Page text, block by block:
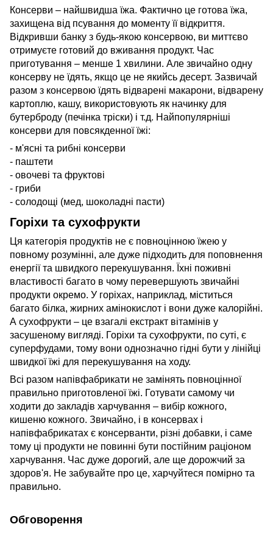
Консерви – найшвидша їжа. Фактично це готова їжа,
захищена від псування до моменту її відкриття.
Відкривши банку з будь-якою консервою, ви миттєво
отримуєте готовий до вживання продукт. Час
приготування – менше 1 хвилини. Але звичайно одну
консерву не їдять, якщо це не якийсь десерт. Зазвичай
разом з консервою їдять відварені макарони, відварену
картоплю, кашу, використовують як начинку для
бутерброду (печінка тріски) і т.д. Найпопулярніші
консерви для повсякденної їжі:
- м'ясні та рибні консерви
- паштети
- овочеві та фруктові
- гриби
- солодощі (мед, шоколадні пасти)
Горіхи та сухофрукти
Ця категорія продуктів не є повноцінною їжею у
повному розумінні, але дуже підходить для поповнення
енергії та швидкого перекушування. Їхні поживні
властивості багато в чому перевершують звичайні
продукти окремо. У горіхах, наприклад, міститься
багато білка, жирних амінокислот і вони дуже калорійні.
А сухофрукти – це взагалі екстракт вітамінів у
засушеному вигляді. Горіхи та сухофрукти, по суті, є
суперфудами, тому вони однозначно гідні бути у лінійці
швидкої їжі для перекушування на ходу.
Всі разом напівфабрикати не замінять повноцінної
правильно приготовленої їжі. Готувати самому чи
ходити до закладів харчування – вибір кожного,
кишеню кожного. Звичайно, і в консервах і
напівфабрикатах є консерванти, різні добавки, і саме
тому ці продукти не повинні бути постійним раціоном
харчування. Час дуже дорогий, але ще дорожчий за
здоров'я. Не забувайте про це, харчуйтеся помірно та
правильно.
Обговорення